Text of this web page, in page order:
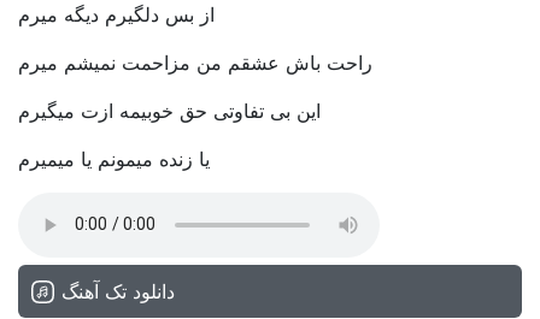
از بس دلگیرم دیگه میرم
راحت باش عشقم من مزاحمت نمیشم میرم
این بی تفاوتی حق خوبیمه ازت میگیرم
یا زنده میمونم یا میمیرم
دانلود تک آهنگ